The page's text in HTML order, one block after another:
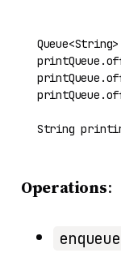
String
Operations: